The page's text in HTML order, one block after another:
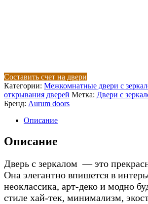
Составить счет на двери
Категории: Межкомнатные двери с
открывания дверей Метка: Двери с
Бренд: Aurum doors
Описание
Описание
Дверь с зеркалом — это
Она элегантно впишется в
неоклассика, арт-деко и модно
стиле хай-тек, минимализм,